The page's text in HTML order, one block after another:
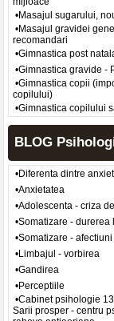
•Masajul sugarului,
•Masajul gravidei
recomandari
•Gimnastica post
•Gimnastica gravide -
•Gimnastica copii
copilului)
•Gimnastica copilului
BLOG
•Diferenta dintre
•Anxietatea
•Adolescenta - criza
•Somatizare -
•Somatizare -
•Limbajul - vorbirea
•Gandirea
•Perceptiile
•Cabinet psihologie
Sarii prosper - centru